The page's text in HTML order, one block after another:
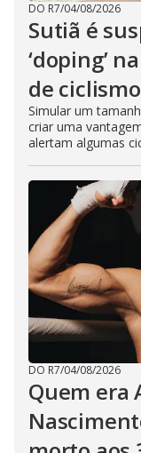
DO R7/04/08/2026
Sutiã é
‘doping’
de
Simular um
criar uma
alertam algumas
DO R7/04/08/2026
Quem era